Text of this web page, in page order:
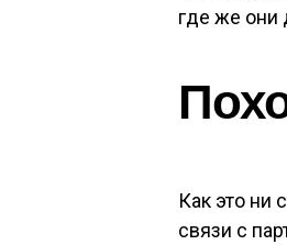
где же они
Как это ни
связи с